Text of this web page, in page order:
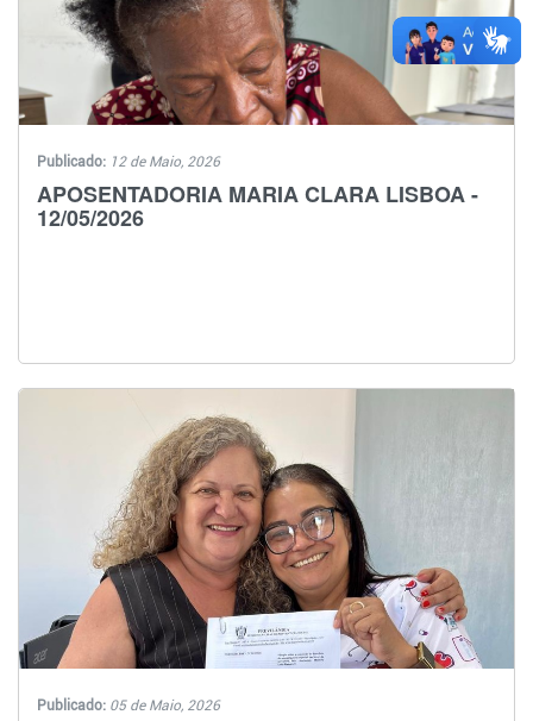
Publicado: 12 de Maio, 2026
APOSENTADORIA MARIA CLARA LISBOA -
12/05/2026
Publicado: 05 de Maio, 2026